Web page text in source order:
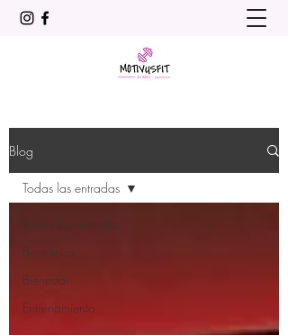
Blog
Todas las entradas
Beneficios
Bienestar
Entrenamiento
Todas las entradas